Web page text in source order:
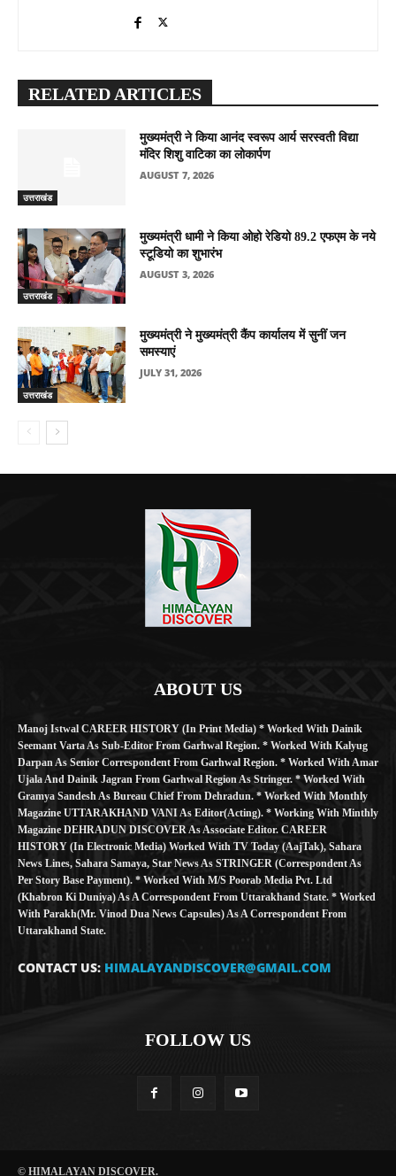
RELATED ARTICLES
उत्तराखंड
मुख्यमंत्री ने किया आनंद स्वरूप आर्य सरस्वती विद्या
मंदिर शिशु वाटिका का लोकार्पण
AUGUST 7, 2026
उत्तराखंड
मुख्यमंत्री धामी ने किया ओहो रेडियो 89.2 एफएम के नये
स्टूडियो का शुभारंभ
AUGUST 3, 2026
उत्तराखंड
मुख्यमंत्री ने मुख्यमंत्री कैंप कार्यालय में सुनीं जन
समस्याएं
JULY 31, 2026
ABOUT US
Manoj Istwal CAREER HISTORY (in Print Media) * Worked With Dainik
Seemant Varta As Sub-Editor From Garhwal Region. * Worked With Kalyug
Darpan As Senior Correspondent From Garhwal Region. * Worked With Amar
Ujala And Dainik Jagran From Garhwal Region As Stringer. * Worked With
Gramya Sandesh As Bureau Chief From Dehradun. * Worked With Monthly
Magazine UTTARAKHAND VANI As Editor(Acting). * Working With Minthly
Magazine DEHRADUN DISCOVER As Associate Editor. CAREER
HISTORY (in Electronic Media) Worked With TV Today (AajTak), Sahara
News Lines, Sahara Samaya, Star News As STRINGER (Correspondent As
Per Story Base Payment). * Worked With M/S Poorab Media Pvt. Ltd
(Khabron Ki Duniya) As A Correspondent From Uttarakhand State. * Worked
With Parakh(Mr. Vinod Dua News Capsules) As A Correspondent From
Uttarakhand State.
CONTACT US: HIMALAYANDISCOVER@GMAIL.COM
FOLLOW US
© HIMALAYAN DISCOVER.